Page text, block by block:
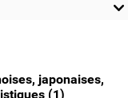
japonaises,
(1)